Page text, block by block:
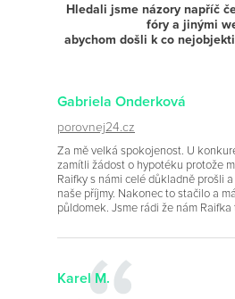
Hledali jsme názory napříč
fóry a jinými
abychom došli k co
Gabriela Onderková
porovnej24.cz
Za mě velká spokojenost. U
zamítli žádost o hypotéku protože
Raifky s námi celé důkladně prošli
naše příjmy. Nakonec to stačilo a
půldomek. Jsme rádi že nám
Karel M.